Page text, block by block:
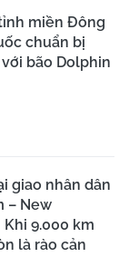
miền Đông
chuẩn bị
bão Dolphin
giao nhân dân
– New
9.000 km
là rào cản